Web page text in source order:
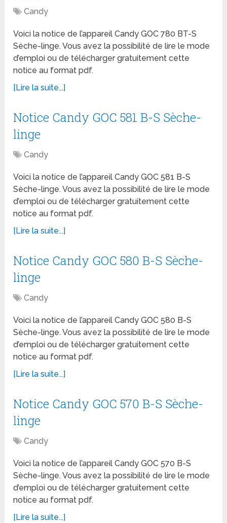
Candy
Voici la notice de l’appareil Candy GOC 780 BT-S
Sèche-linge. Vous avez la possibilité de lire le mode
d’emploi ou de télécharger gratuitement cette
notice au format pdf.
[Lire la suite...]
Notice Candy GOC 581 B-S Sèche-
linge
Candy
Voici la notice de l’appareil Candy GOC 581 B-S
Sèche-linge. Vous avez la possibilité de lire le mode
d’emploi ou de télécharger gratuitement cette
notice au format pdf.
[Lire la suite...]
Notice Candy GOC 580 B-S Sèche-
linge
Candy
Voici la notice de l’appareil Candy GOC 580 B-S
Sèche-linge. Vous avez la possibilité de lire le mode
d’emploi ou de télécharger gratuitement cette
notice au format pdf.
[Lire la suite...]
Notice Candy GOC 570 B-S Sèche-
linge
Candy
Voici la notice de l’appareil Candy GOC 570 B-S
Sèche-linge. Vous avez la possibilité de lire le mode
d’emploi ou de télécharger gratuitement cette
notice au format pdf.
[Lire la suite...]